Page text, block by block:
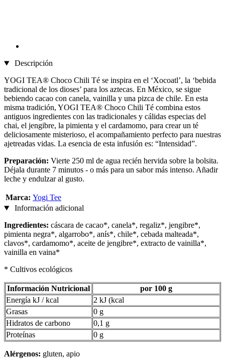
Descripción
YOGI TEA® Choco Chili Té se inspira en el ‘Xocoatl’, la ‘bebida
tradicional de los dioses’ para los aztecas. En México, se sigue
bebiendo cacao con canela, vainilla y una pizca de chile. En esta
misma tradición, YOGI TEA® Choco Chili Té combina estos
antiguos ingredientes con las tradicionales y cálidas especias del
chai, el jengibre, la pimienta y el cardamomo, para crear un té
deliciosamente misterioso, el acompañamiento perfecto para nuestras
ajetreadas vidas. La esencia de esta infusión es: “Intensidad”.
Preparación: Vierte 250 ml de agua recién hervida sobre la bolsita.
Déjala durante 7 minutos - o más para un sabor más intenso. Añadir
leche y endulzar al gusto.
Marca: Yogi Tee
Información adicional
Ingredientes: cáscara de cacao*, canela*, regaliz*, jengibre*,
pimienta negra*, algarrobo*, anís*, chile*, cebada malteada*,
clavos*, cardamomo*, aceite de jengibre*, extracto de vainilla*,
vainilla en vaina*
* Cultivos ecológicos
Información Nutricional
por 100 g
Energía kJ / kcal
2 kJ (kcal
Grasas
0 g
Hidratos de carbono
0,1 g
Proteínas
0 g
Alérgenos: gluten, apio